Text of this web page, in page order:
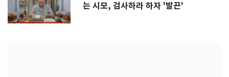
는 시모, 검사하라 하자 '발끈'